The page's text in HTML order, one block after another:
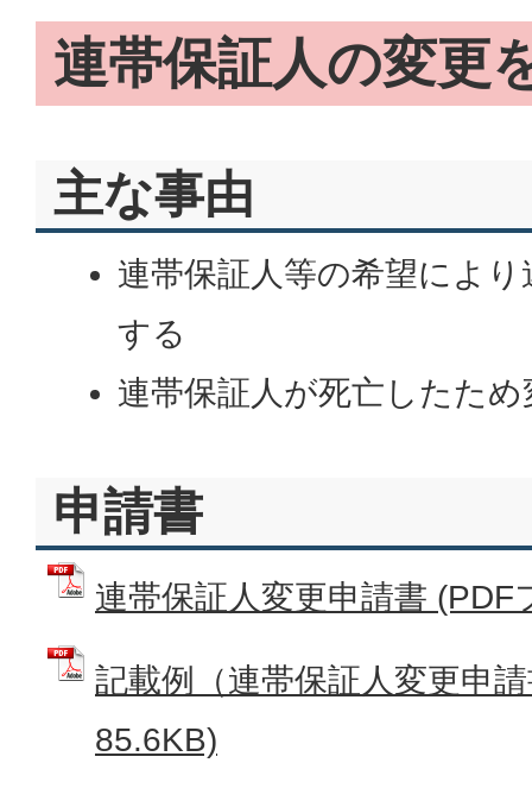
連帯保証人の変更
主な事由
連帯保証人等の希望によ
する
連帯保証人が死亡したた
申請書
連帯保証人変更申請書
記載例（連帯保証人変更申
85.6KB)